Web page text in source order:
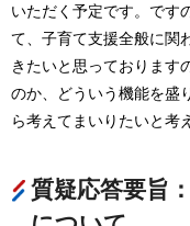
いただく予定です。です
て、子育て支援全般に関
きたいと思っております
のか、どういう機能を盛
ら考えてまいりたいと考
質疑応答要旨